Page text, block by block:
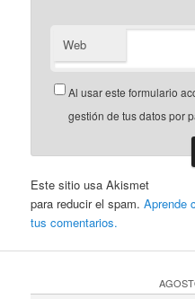
Web
Al usar este formulario
gestión de tus datos por
Este sitio usa Akismet
para reducir el spam.Aprende
tus comentarios.